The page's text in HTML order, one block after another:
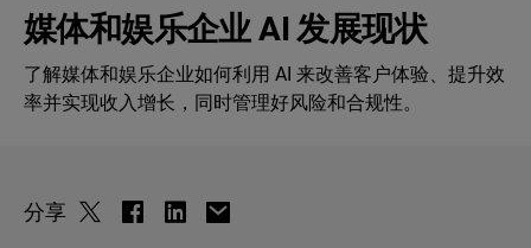
媒体和娱乐企业 AI 发展现状
了解媒体和娱乐企业如何利用 AI 来改善客户体验、提升效
率并实现收入增长，同时管理好风险和合规性。
分享